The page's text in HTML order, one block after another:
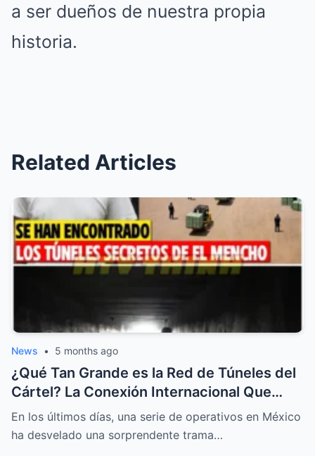
a ser dueños de nuestra propia
historia.
Related Articles
News • 5 months ago
¿Qué Tan Grande es la Red de Túneles del
Cártel? La Conexión Internacional Que
Podría Derrumbar El Imperio del Mencho
En los últimos días, una serie de operativos en México
ha desvelado una sorprendente trama…